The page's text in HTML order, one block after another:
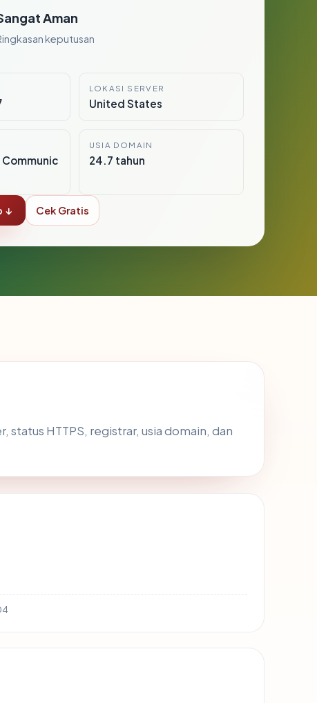
Aman
keputusan
LOKASI SERVER
United States
USIA DOMAIN
24.7 tahun
↓ Cek Gratis
status HTTPS, registrar, usia domain, dan